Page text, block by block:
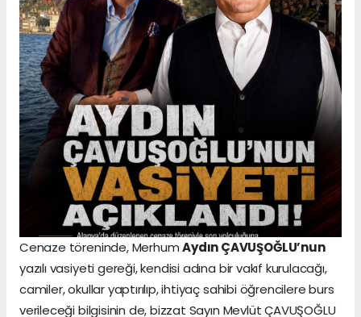
Cenaze töreninde, MerhumAydın ÇAVUŞOĞLU’nun
yazılı vasiyeti gereği, kendisi adına bir vakıf kurulacağı,
camiler, okullar yaptırılıp, ihtiyaç sahibi öğrencilere burs
verileceği bilgisinin de, bizzat Sayın Mevlüt ÇAVUŞOĞLU